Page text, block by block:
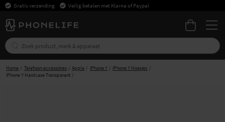
Gratis verzending Veilig betalen met Klarna of Paypal
Home Telefoon-accessoires Apple iPhone 7
iPhone 7 Hoesjes
iPhone 7 Hardcase Transparant